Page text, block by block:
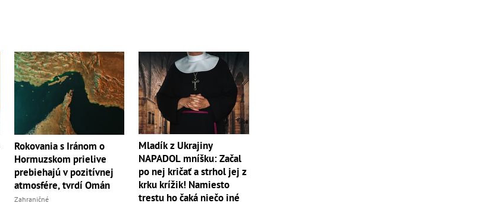
Rokovania s Iránom o
Hormuzskom prielive
prebiehajú v pozitívnej
atmosfére, tvrdí Omán
Zahraničné
Mladík z Ukrajiny
NAPADOL mníšku: Začal
po nej kričať a strhol jej z
krku krížik! Namiesto
trestu ho čaká niečo iné